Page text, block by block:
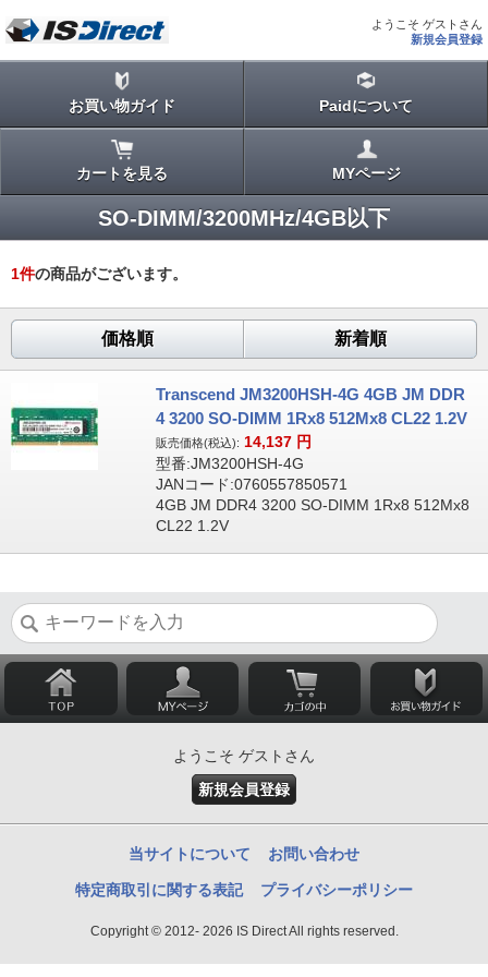
ようこそ ゲストさん
新規会員登録
お買い物ガイド Paidについて
カートを見る MYページ
SO-DIMM/3200MHz/4GB以下
1件の商品がございます。
価格順 新着順
Transcend JM3200HSH-4G 4GB JM DDR
4 3200 SO-DIMM 1Rx8 512Mx8 CL22 1.2V
販売価格(税込): 14,137 円
型番:JM3200HSH-4G
JANコード:0760557850571
4GB JM DDR4 3200 SO-DIMM 1Rx8 512Mx8
CL22 1.2V
ようこそ ゲストさん
新規会員登録
当サイトについて お問い合わせ
特定商取引に関する表記 プライバシーポリシー
Copyright © 2012- 2026 IS Direct All rights reserved.